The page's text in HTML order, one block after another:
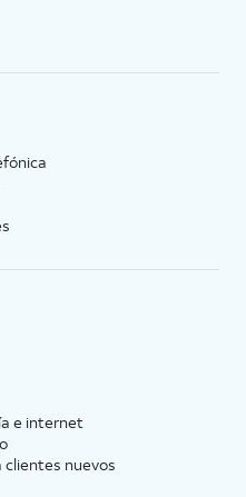
e internet
nuevos